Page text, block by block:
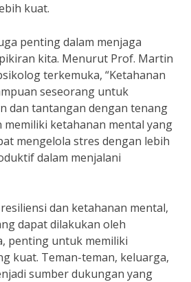
kuat.
penting dalam menjaga
kita. Menurut Prof. Martin
terkemuka, “Ketahanan
seseorang untuk
dan tantangan dengan tenang
memiliki ketahanan mental yang
mengelola stres dengan lebih
dalam menjalani
dan ketahanan mental,
dapat dilakukan oleh
penting untuk memiliki
kuat. Teman-teman, keluarga,
sumber dukungan yang